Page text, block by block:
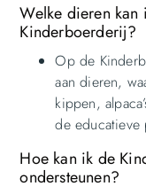
Welke dieren kan
Kinderboerderij?
Op de
aan dieren,
kippen,
de educatieve
Hoe kan ik de
ondersteunen?